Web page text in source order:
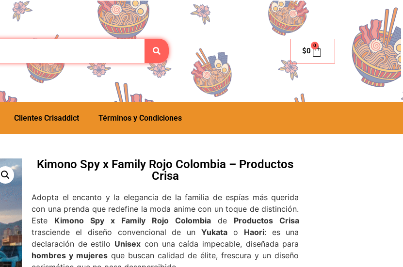
$0
0
Clientes Crisaddict Términos y Condiciones
Kimono Spy x Family Rojo Colombia – Productos
Crisa
Adopta el encanto y la elegancia de la familia de espías más querida
con una prenda que redefine la moda anime con un toque de distinción.
Este Kimono Spy x Family Rojo Colombiade Productos Crisa
trasciende el diseño convencional de unYukata o Haori: es una
declaración de estilo Unisex con una caída impecable, diseñada para
hombres y mujeres que buscan calidad de élite, frescura y un diseño